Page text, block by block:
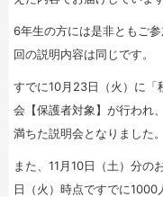
6年生の方には是非ともご
回の説明内容は同じです。
すでに10月23日（火）に「
会【保護者対象】が行われ
満ちた説明会となりました。
また、11月10日（土）分
日（火）時点ですでに1000